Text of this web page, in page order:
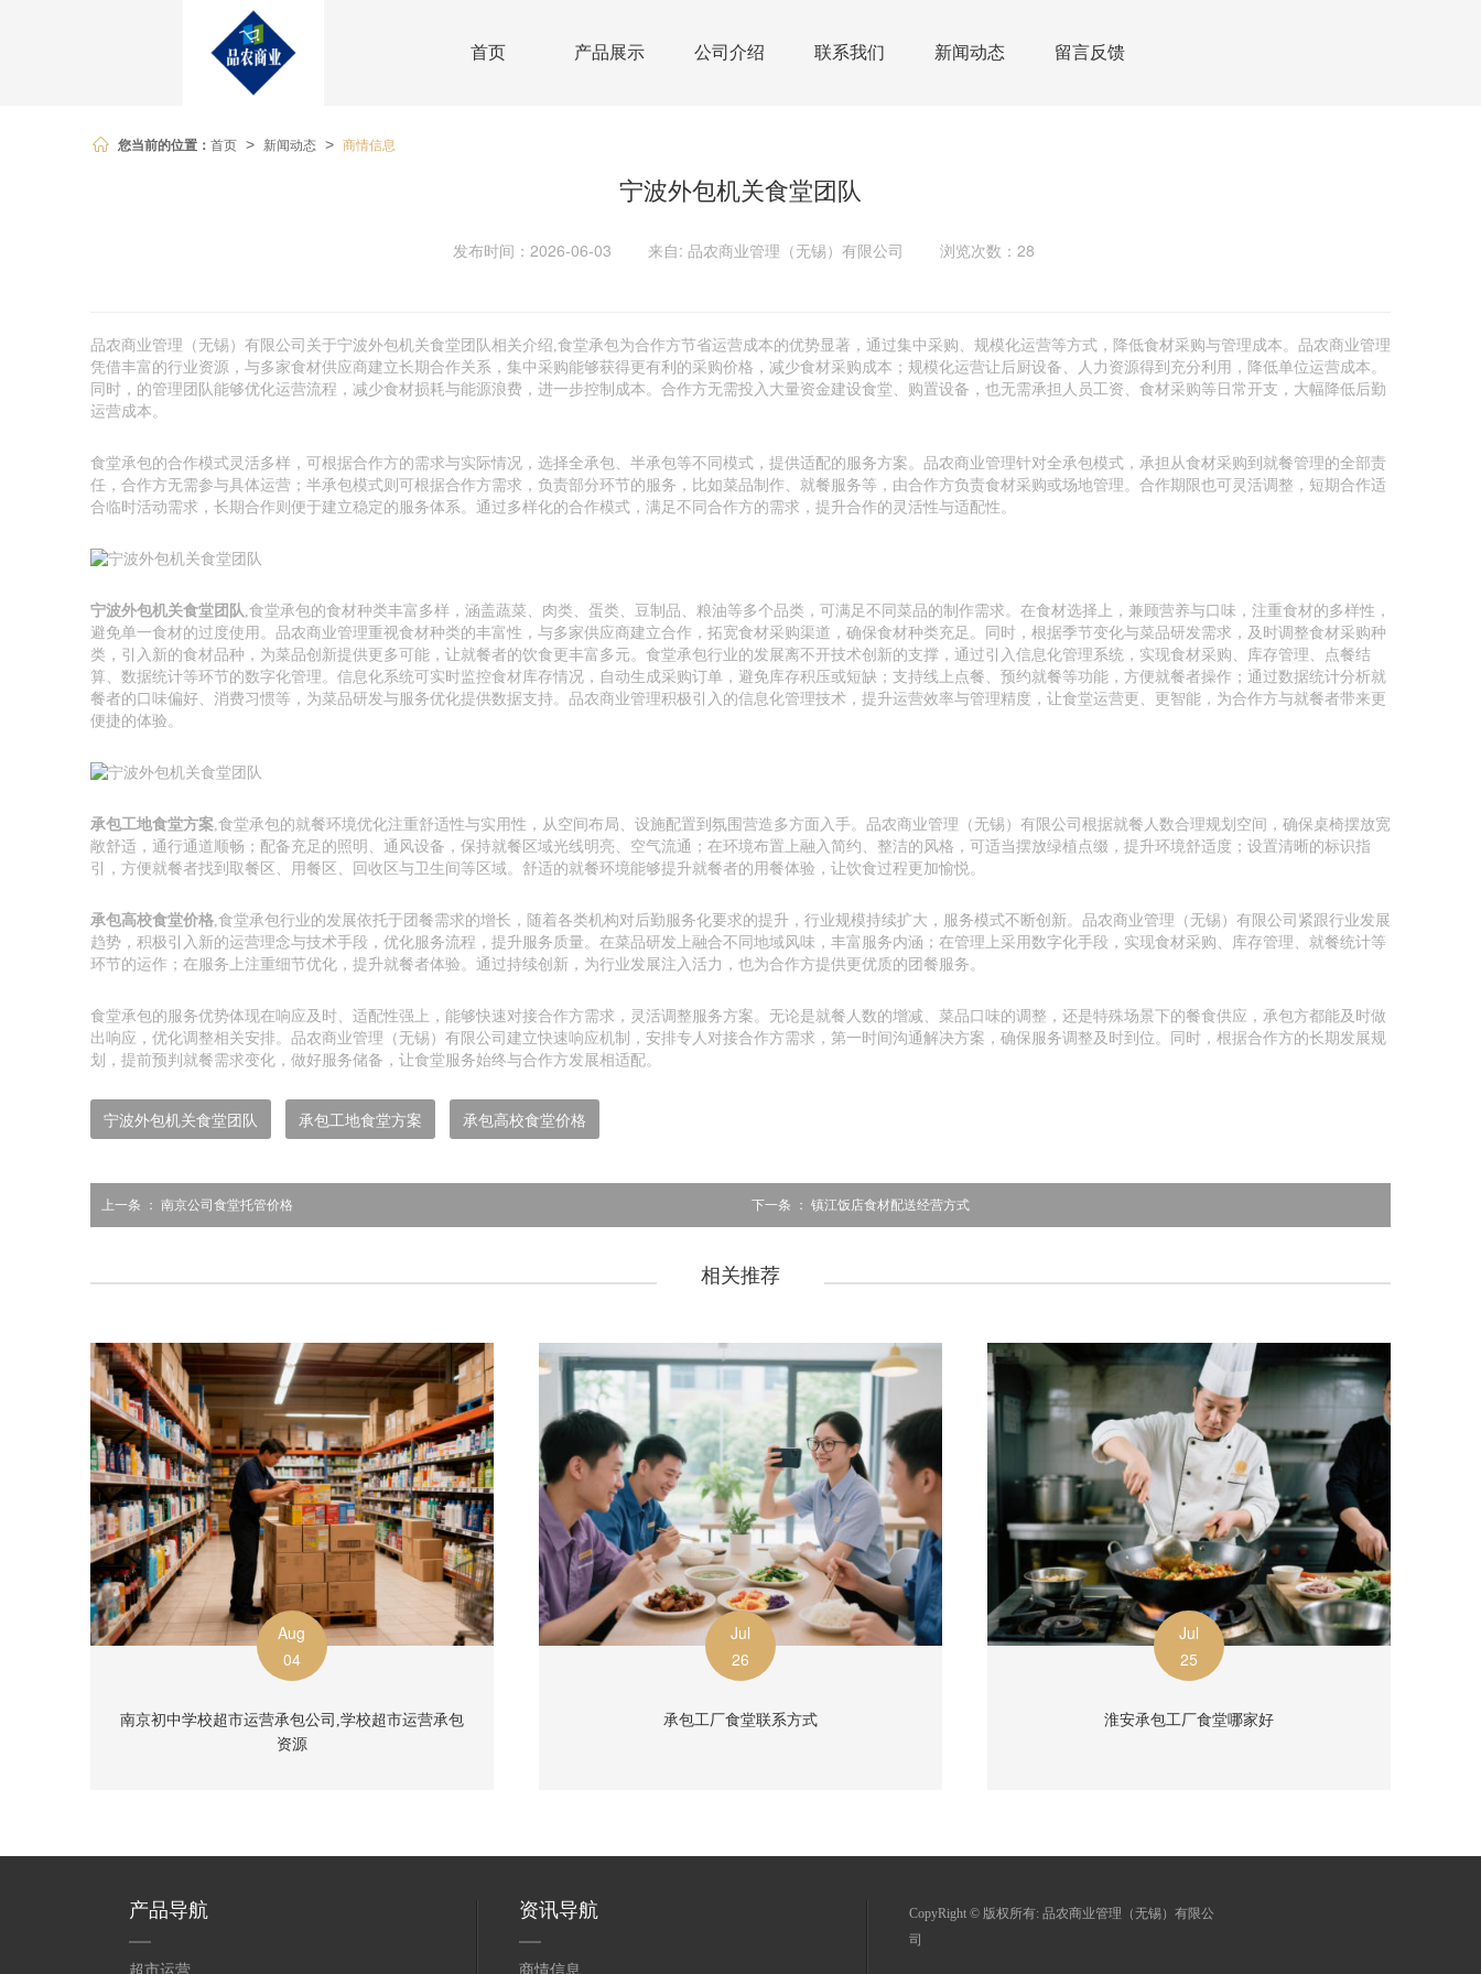
首页 产品展示 公司介绍 联系我们 新闻动态 留言反馈
您当前的位置： 首页 > 新闻动态 > 商情信息
宁波外包机关食堂团队
发布时间：2026-06-03 来自: 品农商业管理（无锡）有限公司 浏览次数：28
品农商业管理（无锡）有限公司关于宁波外包机关食堂团队相关介绍,食堂承包为合作方节省运营成本的优势显著，通过集中采购、规模化运营等方式，降低食材采购与管理成本。品农商业管理
凭借丰富的行业资源，与多家食材供应商建立长期合作关系，集中采购能够获得更有利的采购价格，减少食材采购成本；规模化运营让后厨设备、人力资源得到充分利用，降低单位运营成本。
同时，的管理团队能够优化运营流程，减少食材损耗与能源浪费，进一步控制成本。合作方无需投入大量资金建设食堂、购置设备，也无需承担人员工资、食材采购等日常开支，大幅降低后勤
运营成本。
食堂承包的合作模式灵活多样，可根据合作方的需求与实际情况，选择全承包、半承包等不同模式，提供适配的服务方案。品农商业管理针对全承包模式，承担从食材采购到就餐管理的全部责
任，合作方无需参与具体运营；半承包模式则可根据合作方需求，负责部分环节的服务，比如菜品制作、就餐服务等，由合作方负责食材采购或场地管理。合作期限也可灵活调整，短期合作适
合临时活动需求，长期合作则便于建立稳定的服务体系。通过多样化的合作模式，满足不同合作方的需求，提升合作的灵活性与适配性。
宁波外包机关食堂团队,食堂承包的食材种类丰富多样，涵盖蔬菜、肉类、蛋类、豆制品、粮油等多个品类，可满足不同菜品的制作需求。在食材选择上，兼顾营养与口味，注重食材的多样性，
避免单一食材的过度使用。品农商业管理重视食材种类的丰富性，与多家供应商建立合作，拓宽食材采购渠道，确保食材种类充足。同时，根据季节变化与菜品研发需求，及时调整食材采购种
类，引入新的食材品种，为菜品创新提供更多可能，让就餐者的饮食更丰富多元。食堂承包行业的发展离不开技术创新的支撑，通过引入信息化管理系统，实现食材采购、库存管理、点餐结
算、数据统计等环节的数字化管理。信息化系统可实时监控食材库存情况，自动生成采购订单，避免库存积压或短缺；支持线上点餐、预约就餐等功能，方便就餐者操作；通过数据统计分析就
餐者的口味偏好、消费习惯等，为菜品研发与服务优化提供数据支持。品农商业管理积极引入的信息化管理技术，提升运营效率与管理精度，让食堂运营更、更智能，为合作方与就餐者带来更
便捷的体验。
承包工地食堂方案,食堂承包的就餐环境优化注重舒适性与实用性，从空间布局、设施配置到氛围营造多方面入手。品农商业管理（无锡）有限公司根据就餐人数合理规划空间，确保桌椅摆放宽
敞舒适，通行通道顺畅；配备充足的照明、通风设备，保持就餐区域光线明亮、空气流通；在环境布置上融入简约、整洁的风格，可适当摆放绿植点缀，提升环境舒适度；设置清晰的标识指
引，方便就餐者找到取餐区、用餐区、回收区与卫生间等区域。舒适的就餐环境能够提升就餐者的用餐体验，让饮食过程更加愉悦。
承包高校食堂价格,食堂承包行业的发展依托于团餐需求的增长，随着各类机构对后勤服务化要求的提升，行业规模持续扩大，服务模式不断创新。品农商业管理（无锡）有限公司紧跟行业发展
趋势，积极引入新的运营理念与技术手段，优化服务流程，提升服务质量。在菜品研发上融合不同地域风味，丰富服务内涵；在管理上采用数字化手段，实现食材采购、库存管理、就餐统计等
环节的运作；在服务上注重细节优化，提升就餐者体验。通过持续创新，为行业发展注入活力，也为合作方提供更优质的团餐服务。
食堂承包的服务优势体现在响应及时、适配性强上，能够快速对接合作方需求，灵活调整服务方案。无论是就餐人数的增减、菜品口味的调整，还是特殊场景下的餐食供应，承包方都能及时做
出响应，优化调整相关安排。品农商业管理（无锡）有限公司建立快速响应机制，安排专人对接合作方需求，第一时间沟通解决方案，确保服务调整及时到位。同时，根据合作方的长期发展规
划，提前预判就餐需求变化，做好服务储备，让食堂服务始终与合作方发展相适配。
宁波外包机关食堂团队 承包工地食堂方案 承包高校食堂价格
上一条 ： 南京公司食堂托管价格 下一条 ： 镇江饭店食材配送经营方式
相关推荐
Aug
04
南京初中学校超市运营承包公司,学校超市运营承包
资源
Jul
26
承包工厂食堂联系方式
Jul
25
淮安承包工厂食堂哪家好
产品导航
超市运营
资讯导航
商情信息
CopyRight © 版权所有: 品农商业管理（无锡）有限公
司